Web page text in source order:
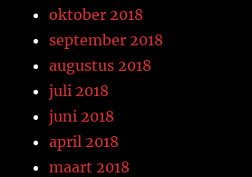
oktober 2018
september 2018
augustus 2018
juli 2018
juni 2018
april 2018
maart 2018